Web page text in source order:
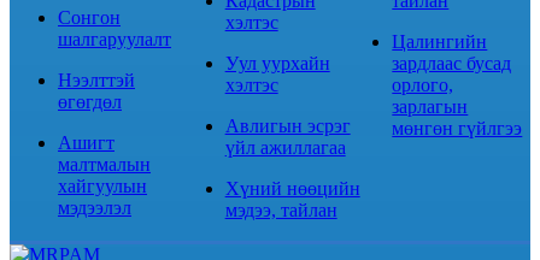
Сонгон
шалгаруулалт
Нээлттэй
өгөгдөл
Ашигт
малтмалын
хайгуулын
мэдээлэл
хэлтэс
Уул уурхайн
хэлтэс
Авлигын эсрэг
үйл ажиллагаа
Хүний нөөцийн
мэдээ, тайлан
Цалингийн
зардлаас бусад
орлого,
зарлагын
мөнгөн гүйлгээ